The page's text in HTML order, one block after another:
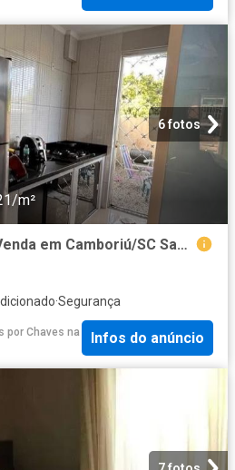
6 fotos
m²
Casa / Sobrado para Venda em Camboriú/SC Santa Regina
·Segurança
por Chaves na
Infos do anúncio